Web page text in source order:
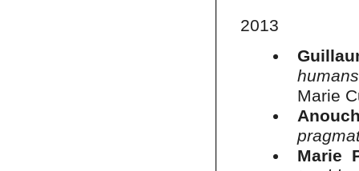
2013
Marie
Marie